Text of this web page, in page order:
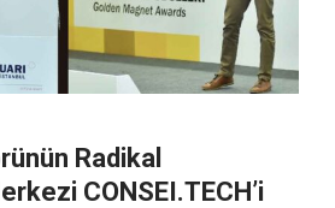
Radikal
CONSEI.TECH’i